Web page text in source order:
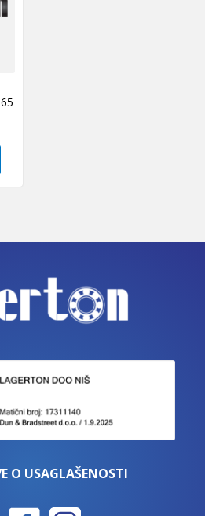
O USAGLAŠENOSTI